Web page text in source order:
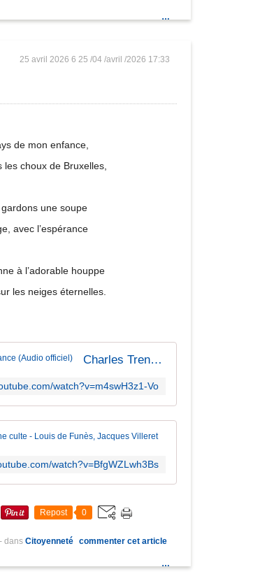
…
25 avril 2026 6 25 /04 /avril /2026 17:33
de mon enfance,
les choux de Bruxelles,
une soupe
avec l’espérance
à l’adorable houppe
les neiges éternelles.
Charles Trenet - Douce France (Audio officiel)
watch?v=m4swH3z1-Vo
watch?v=BfgWZLwh3Bs
Repost 0
- dans Citoyenneté commenter cet article
…